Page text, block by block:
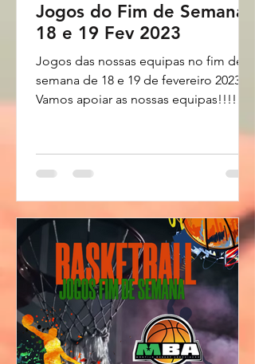
Jogos do Fim de Semana
18 e 19 Fev 2023
Jogos das nossas equipas no fim de
semana de 18 e 19 de fevereiro 2023.
Vamos apoiar as nossas equipas!!!!